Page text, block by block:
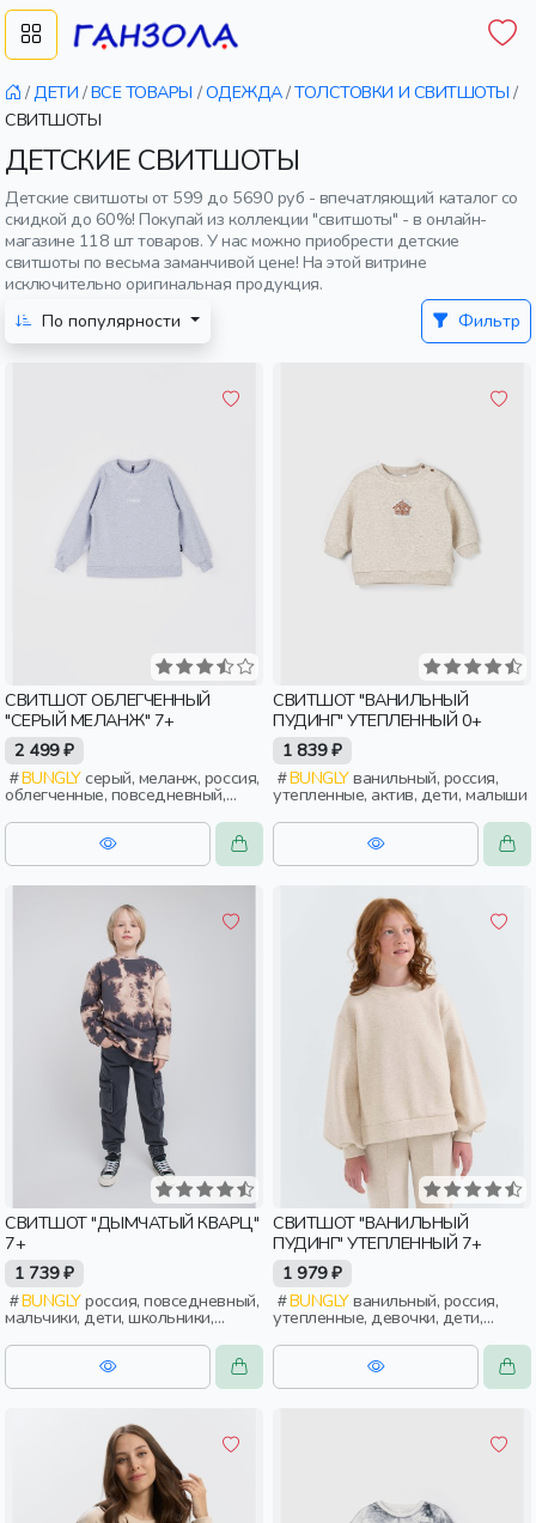
/ДЕТИ /ВСЕ ТОВАРЫ /ОДЕЖДА/ТОЛСТОВКИ И СВИТШОТЫ /
СВИТШОТЫ
ДЕТСКИЕ СВИТШОТЫ
Детские свитшоты от 599 до 5690 руб - впечатляющий каталог со
скидкой до 60%! Покупай из коллекции "свитшоты" - в онлайн-
магазине 118 шт товаров. У нас можно приобрести детские
свитшоты по весьма заманчивой цене! На этой витрине
исключительно оригинальная продукция.
По популярности
Фильтр
СВИТШОТ ОБЛЕГЧЕННЫЙ
"СЕРЫЙ МЕЛАНЖ" 7+
2 499 ₽
BUNGLYсерый, меланж, россия,
облегченные, повседневный,
подростки
СВИТШОТ "ВАНИЛЬНЫЙ
ПУДИНГ" УТЕПЛЕННЫЙ 0+
1 839 ₽
BUNGLYванильный, россия,
утепленные, актив, дети, малыши
СВИТШОТ "ДЫМЧАТЫЙ КВАРЦ"
7+
1 739 ₽
BUNGLYроссия, повседневный,
мальчики, дети, школьники,
СВИТШОТ "ВАНИЛЬНЫЙ
ПУДИНГ" УТЕПЛЕННЫЙ 7+
1 979 ₽
BUNGLYванильный, россия,
утепленные, девочки, дети,
школьники, подростки